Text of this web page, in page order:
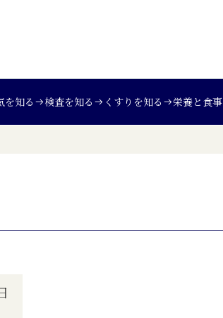
を知る 検査を知る くすりを知る 栄養と食事